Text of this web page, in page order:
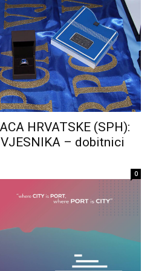
HRVATSKE (SPH):
– dobitnici
0